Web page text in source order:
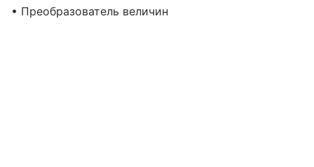
• Преобразователь величин